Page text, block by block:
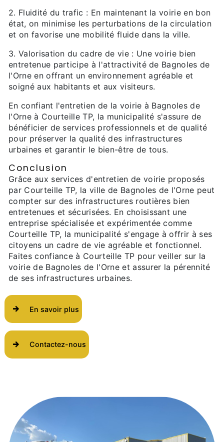
2. Fluidité du trafic : En maintenant la voirie en bon
état, on minimise les perturbations de la circulation
et on favorise une mobilité fluide dans la ville.
3. Valorisation du cadre de vie : Une voirie bien
entretenue participe à l'attractivité de Bagnoles de
l'Orne en offrant un environnement agréable et
soigné aux habitants et aux visiteurs.
En confiant l'entretien de la voirie à Bagnoles de
l'Orne à Courteille TP, la municipalité s'assure de
bénéficier de services professionnels et de qualité
pour préserver la qualité des infrastructures
urbaines et garantir le bien-être de tous.
Conclusion
Grâce aux services d'entretien de voirie proposés
par Courteille TP, la ville de Bagnoles de l'Orne peut
compter sur des infrastructures routières bien
entretenues et sécurisées. En choisissant une
entreprise spécialisée et expérimentée comme
Courteille TP, la municipalité s'engage à offrir à ses
citoyens un cadre de vie agréable et fonctionnel.
Faites confiance à Courteille TP pour veiller sur la
voirie de Bagnoles de l'Orne et assurer la pérennité
de ses infrastructures urbaines.
En savoir plus
Contactez-nous